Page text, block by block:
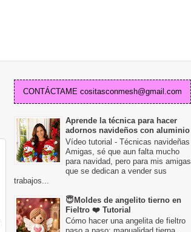
CONTÁCTAME cositasconmesh@gmail.com
Aprende la técnica para hacer
adornos navideños con aluminio
Vídeo tutorial - Técnicas navideñas
Amigas, sé que aun falta mucho
para navidad, pero para mis amigas
que se dedican a vender sus
trabajos...
😇Moldes de angelito tierno en
Fieltro ❤️ Tutorial
Cómo hacer una angelita de fieltro